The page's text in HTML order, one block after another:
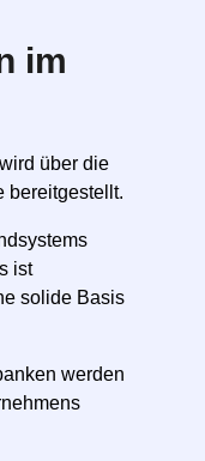
im
über die
bereitgestellt.
ist
solide Basis
werden